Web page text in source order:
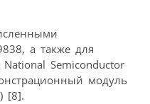
а также для
Semiconductor
модуль
[8].